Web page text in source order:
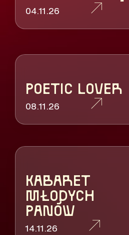
04.11.26
POETIC LOVER
08.11.26
KABARET
MŁODYCH
PANÓW
14.11.26